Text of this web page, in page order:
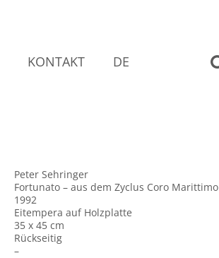
KONTAKT DE
Peter Sehringer
Fortunato – aus dem Zyclus Coro Marittimo
1992
Eitempera auf Holzplatte
35 x 45 cm
Rückseitig
–